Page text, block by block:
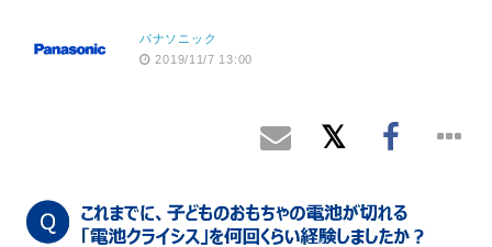
パナソニック
2019/11/7 13:00